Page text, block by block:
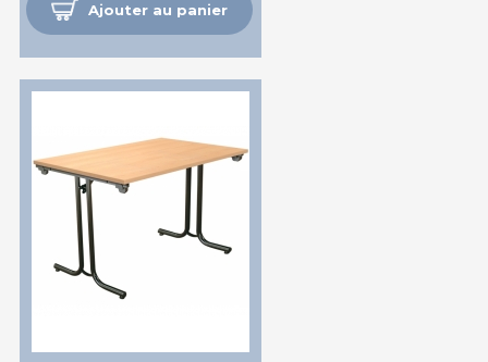
Ajouter au panier